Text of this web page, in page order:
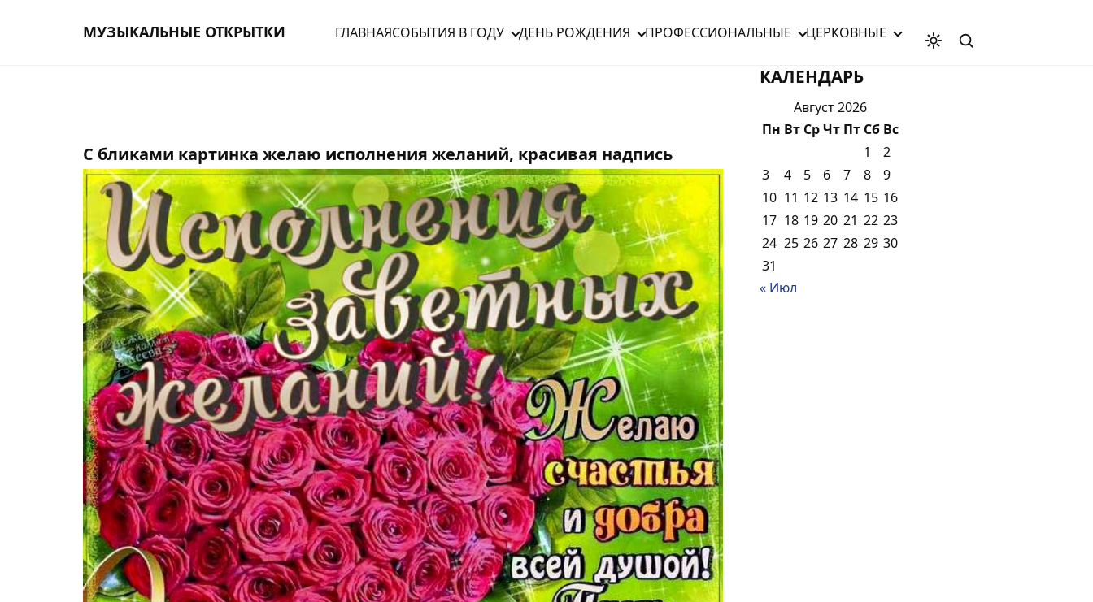
МУЗЫКАЛЬНЫЕ ОТКРЫТКИ ГЛАВНАЯСОБЫТИЯ В ГОДУ ДЕНЬ РОЖДЕНИЯ ПРОФЕССИОНАЛЬНЫЕ ЦЕРКОВНЫЕ
С бликами картинка желаю исполнения желаний, красивая надпись
КАЛЕНДАРЬ
Август 2026
Пн Вт СрЧт Пт Сб Вс
1
2
3
4 5 6 7 8
9
10 11 12 13 14 15 16
17 18 19 20 21 22 23
24 25 26 27 28 29 30
31
« Июл